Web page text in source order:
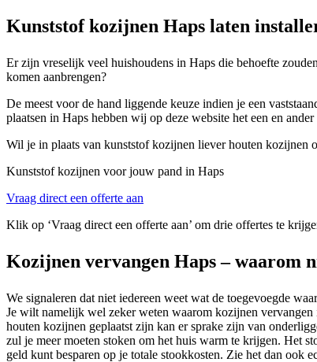
Kunststof kozijnen Haps laten
Er zijn vreselijk veel huishoudens in Haps die behoefte
komen aanbrengen?
De meest voor de hand liggende keuze indien je een
plaatsen in Haps hebben wij op deze website het een en
Wil je in plaats van kunststof kozijnen liever houten
Kunststof kozijnen voor jouw pand in Haps
Vraag direct een offerte aan
Klik op ‘Vraag direct een offerte aan’ om drie offertes te
Kozijnen vervangen Haps – waarom
We signaleren dat niet iedereen weet wat de toegevoegde
Je wilt namelijk wel zeker weten waarom kozijnen
houten kozijnen geplaatst zijn kan er sprake zijn van
zul je meer moeten stoken om het huis warm te krijgen. Het
geld kunt besparen op je totale stookkosten. Zie het dan ook